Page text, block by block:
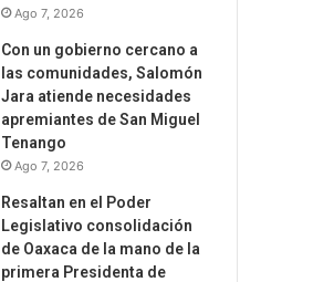
Ago 7, 2026
Con un gobierno cercano a
las comunidades, Salomón
Jara atiende necesidades
apremiantes de San Miguel
Tenango
Ago 7, 2026
Resaltan en el Poder
Legislativo consolidación
de Oaxaca de la mano de la
primera Presidenta de